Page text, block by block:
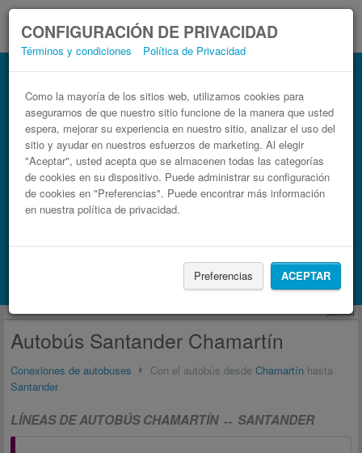
CONFIGURACIÓN DE PRIVACIDAD
Términos y condiciones Política de Privacidad
Como la mayoría de los sitios web, utilizamos cookies para
asegurarnos de que nuestro sitio funcione de la manera que usted
espera, mejorar su experiencia en nuestro sitio, analizar el uso del
sitio y ayudar en nuestros esfuerzos de marketing. Al elegir
"Aceptar", usted acepta que se almacenen todas las categorías
de cookies en su dispositivo. Puede administrar su configuración
de cookies en "Preferencias". Puede encontrar más información
en nuestra política de privacidad.
Preferencias ACEPTAR
Autobús Chamartín Santander
Billetes de autobuses en solo 3 pasos
Busca también alojamiento con Booking.com
publicidad
Autobús Santander Chamartín
Conexiones de autobuses Con el autobús desde Chamartín hasta
Santander
LÍNEAS DE AUTOBÚS CHAMARTÍN ↔ SANTANDER